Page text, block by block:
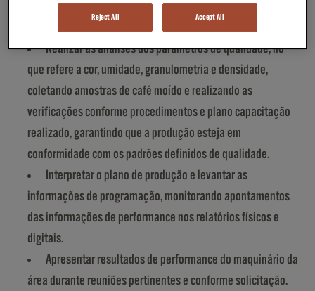
assegurando que a produção esteja de acordo com os
padrões estabelecidos de qualidade e produtividade.
Realizar as análises dos parâmetros de qualidade, no
que refere a cor, umidade, granulometria e densidade,
coletando amostras de café moído e realizando as
verificações conforme procedimentos e plano capacitação
realizado, garantindo que a produção esteja em
conformidade com os padrões definidos de qualidade.
Interpretar o plano de produção e levantar as
informações de programação, monitorando apontamentos
das informações de performance nos relatórios físicos e
digitais.
Apresentar resultados de performance do maquinário da
área durante reuniões pertinentes e conforme solicitação.
Reject All Accept All